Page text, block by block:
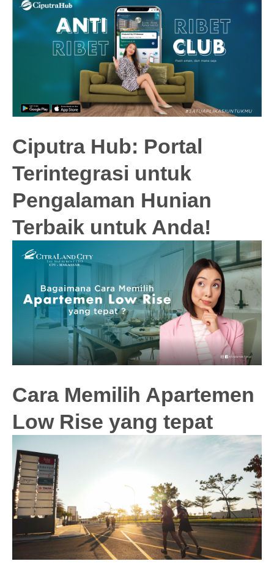
Ciputra Hub: Portal
Terintegrasi untuk
Pengalaman Hunian
Terbaik untuk Anda!
Cara Memilih Apartemen
Low Rise yang tepat